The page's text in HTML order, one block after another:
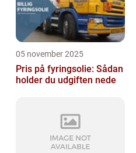
05 november 2025
Pris på fyringsolie: Sådan
holder du udgiften nede